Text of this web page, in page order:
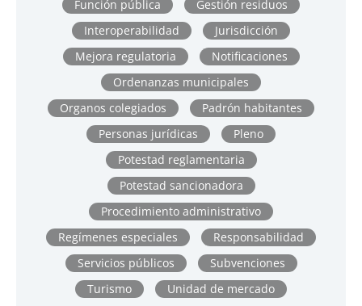
Función pública
Gestión residuos
Interoperabilidad
Jurisdicción
Mejora regulatoria
Notificaciones
Ordenanzas municipales
Organos colegiados
Padrón habitantes
Personas jurídicas
Pleno
Potestad reglamentaria
Potestad sancionadora
Procedimiento administrativo
Regímenes especiales
Responsabilidad
Servicios públicos
Subvenciones
Turismo
Unidad de mercado